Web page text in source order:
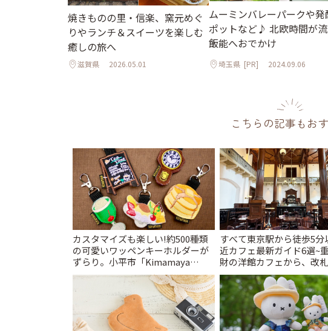
焼きものの里・信楽、窯元めぐ
りやランチ＆スイーツを楽しむ
癒しの旅へ
滋賀県 2026.05.01
ムーミンバレーパークや発
ポットなど♪ 北欧時間が
飯能へおでかけ
埼玉県 [PR] 2024.09.06
こちらの記事もお
カスタマイズも楽しい!約500種類
の可愛いワッペンキーホルダーが
ずらり。小平市「Kimamaya
T&K」 | ことりっぷ
すべて東京駅から徒歩5
近カフェ最新ガイド6選~
財の洋館カフェから、改
レトロ喫茶まで~ | ことり